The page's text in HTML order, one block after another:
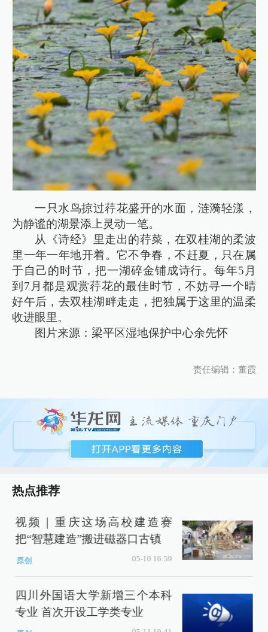
一只水鸟掠过荇花盛开的水面，涟漪轻漾，
为静谧的湖景添上灵动一笔。
从《诗经》里走出的荇菜，在双桂湖的柔波
里一年一年地开着。它不争春，不赶夏，只在属
于自己的时节，把一湖碎金铺成诗行。每年5月
到7月都是观赏荇花的最佳时节，不妨寻一个晴
好午后，去双桂湖畔走走，把独属于这里的温柔
收进眼里。
图片来源：梁平区湿地保护中心余先怀
责任编辑：董霞
热点推荐
视频｜重庆这场高校建造赛
把“智慧建造”搬进磁器口古镇
原创 05-10 16:59
四川外国语大学新增三个本科
专业 首次开设工学类专业